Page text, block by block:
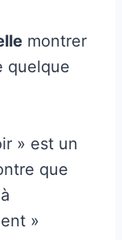
montrer
quelque
» est un
que
»